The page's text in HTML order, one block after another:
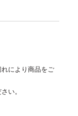
により商品をご
い。